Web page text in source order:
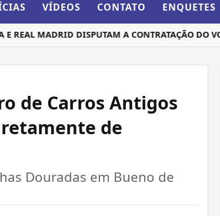
VÍDEOS CONTATO ENQUETES
MADRID DISPUTAM A CONTRATAÇÃO DO
de Carros Antigos
de
Douradas em Bueno de